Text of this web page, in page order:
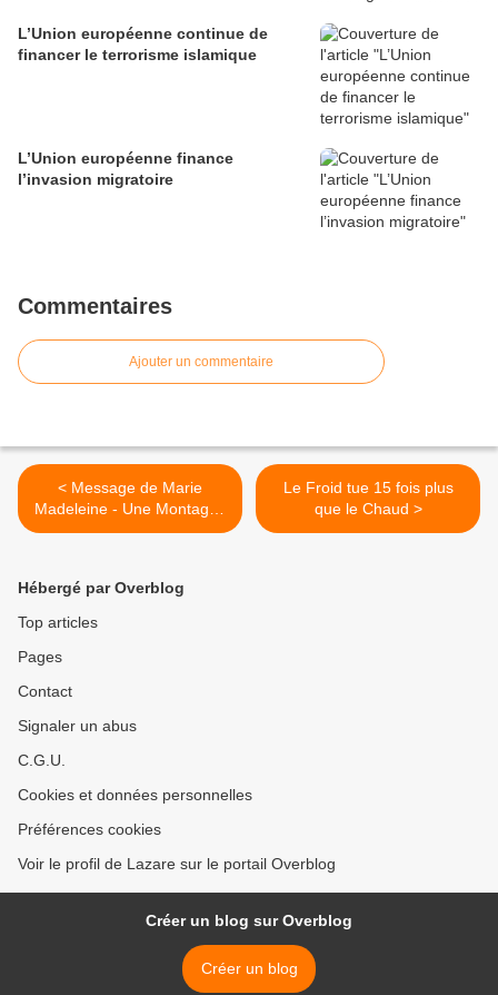
L’Union européenne continue de
financer le terrorisme islamique
L’Union européenne finance
l’invasion migratoire
Commentaires
Ajouter un commentaire
< Message de Marie
Madeleine - Une Montagne
Ancienne
Le Froid tue 15 fois plus
que le Chaud >
Hébergé par Overblog
Top articles
Pages
Contact
Signaler un abus
C.G.U.
Cookies et données personnelles
Préférences cookies
Voir le profil de Lazare sur le portail Overblog
Créer un blog sur Overblog
Créer un blog